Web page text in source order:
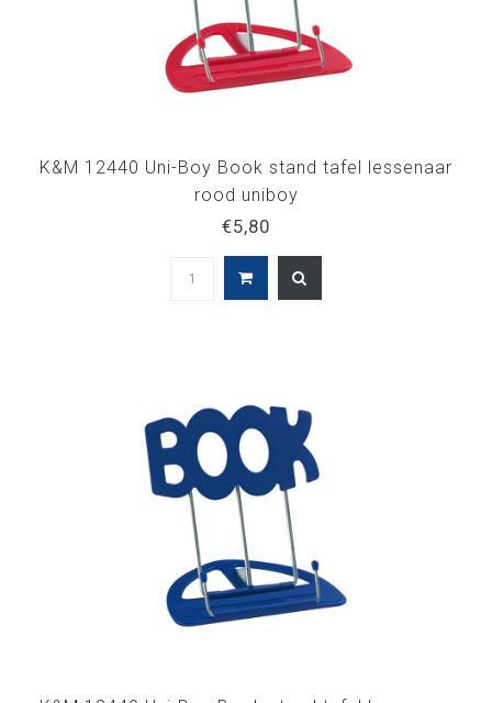
K&M 12440 Uni-Boy Book stand tafel lessenaar
rood uniboy
€5,80